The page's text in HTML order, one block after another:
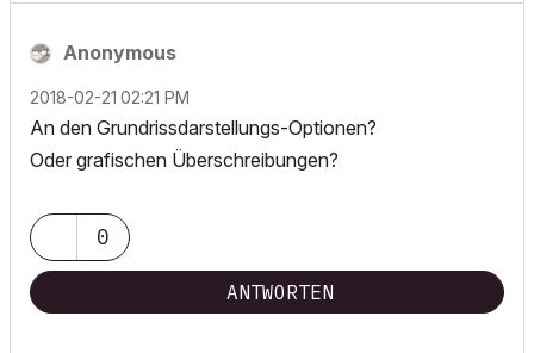
Anonymous
‎2018-02-21 02:21 PM
An den Grundrissdarstellungs-Optionen?
Oder grafischen Überschreibungen?
0
ANTWORTEN